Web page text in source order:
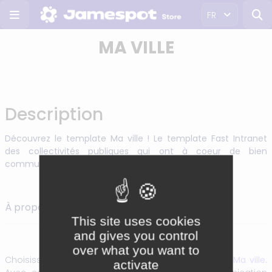
FR
MA VILLE
Description
Découvrez le template Ma ville ! Le template Fast Intranet
des collectivités publiques qui ont à coeur de bien
communiquer.
À propos du template Ma ville :
Choisissez l’élégance et la simplicité du template Ma ville.
This site uses cookies
and gives you control
over what you want to
activate